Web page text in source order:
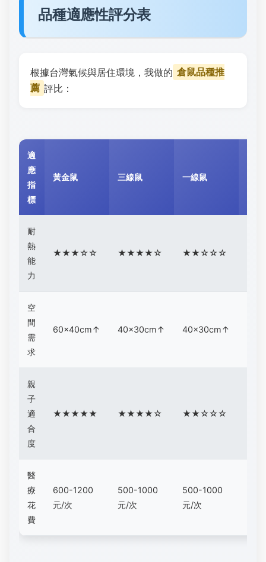
品種適應性評分表
根據台灣氣候與居住環境，我做的 倉鼠品種推
薦 評比：
適
應
指
標
黃金鼠 三線鼠 一線鼠
耐
熱
能
力
★★★☆☆ ★★★★☆ ★★☆☆☆
空
間
需
求
60x40cm↑ 40x30cm↑ 40x30cm↑
親
子
適
合
度
★★★★★ ★★★★☆ ★★☆☆☆
醫
療
花
費
600-1200
元/次
500-1000
元/次
500-1000
元/次